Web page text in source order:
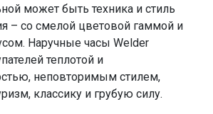
может быть техника и стиль
– со смелой цветовой гаммой и
Наручные часы Welder
теплотой и
неповторимым стилем,
классику и грубую силу.